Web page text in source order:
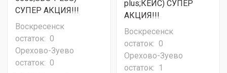
СУПЕР АКЦИЯ!!!
Воскресенск
остаток: 0
Орехово-Зуево
остаток: 0
plus;КЕЙС) СУПЕР
АКЦИЯ!!!
Воскресенск
остаток: 0
Орехово-Зуево
остаток: 1